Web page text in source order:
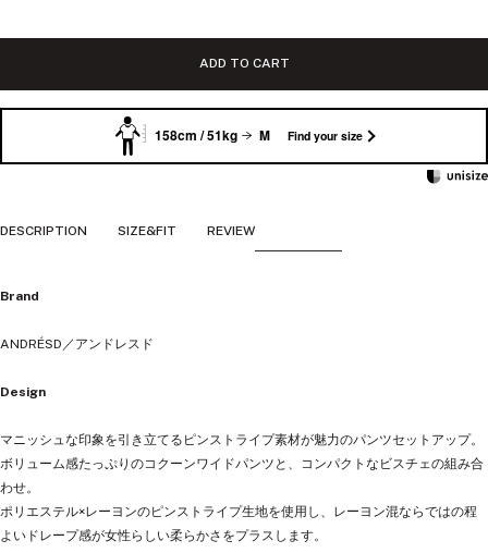
格
ADD TO CART
158cm / 51kg M Find your size
DESCRIPTION SIZE&FIT REVIEW
Brand
ANDRÉSD／アンドレスド
Design
マニッシュな印象を引き立てるピンストライプ素材が魅力のパンツセットアップ。
ボリューム感たっぷりのコクーンワイドパンツと、コンパクトなビスチェの組み合
わせ。
ポリエステル×レーヨンのピンストライプ生地を使用し、レーヨン混ならではの程
よいドレープ感が女性らしい柔らかさをプラスします。